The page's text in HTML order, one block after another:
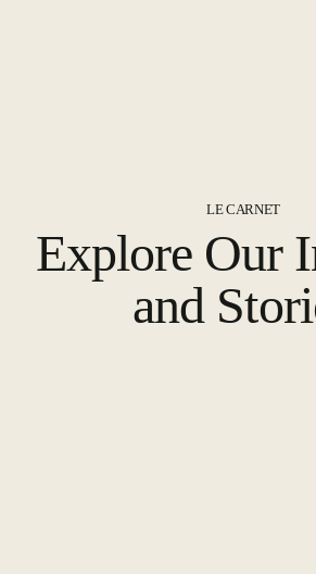
LE CARNET
Explore Our
and